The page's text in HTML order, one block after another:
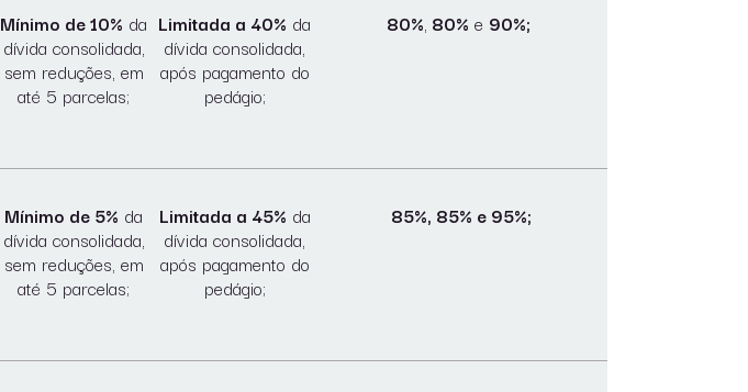
Mínimo de 10% da
dívida consolidada,
sem reduções, em
até 5 parcelas;
Limitada a 40% da
dívida consolidada,
após pagamento do
pedágio;
80%, 80% e 90%;
Mínimo de 5% da
dívida consolidada,
sem reduções, em
até 5 parcelas;
Limitada a 45% da
dívida consolidada,
após pagamento do
pedágio;
85%, 85% e 95%;